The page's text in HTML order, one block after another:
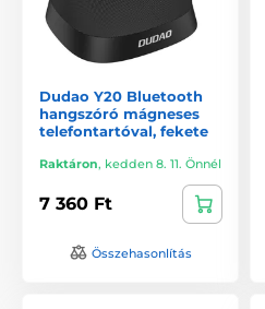
Dudao Y20 Bluetooth
hangszóró mágneses
telefontartóval, fekete
Raktáron, kedden 8. 11. Önnél
7 360 Ft
Összehasonlítás